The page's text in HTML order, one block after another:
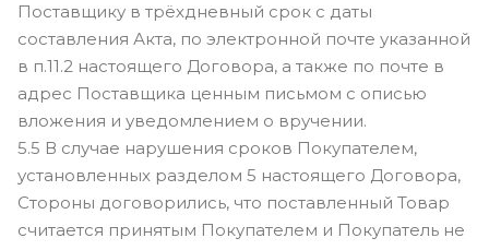
Поставщику в трёхдневный срок с даты
составления Акта, по электронной почте указанной
в п.11.2 настоящего Договора, а также по почте в
адрес Поставщика ценным письмом с описью
вложения и уведомлением о вручении.
5.5 В случае нарушения сроков Покупателем,
установленных разделом 5 настоящего Договора,
Стороны договорились, что поставленный Товар
считается принятым Покупателем и Покупатель не